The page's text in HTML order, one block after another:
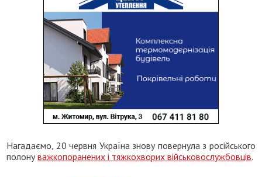
Нагадаємо, 20 червня Україна знову повернула з російського
полонуважкопоранених і тяжкохворих військовослужбовців.